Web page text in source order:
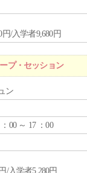
円/入学者9,680円
プ・セッション
ン
00 ～ 17 ：00
/入学者5,280円